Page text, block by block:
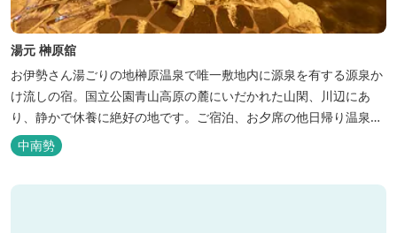
湯元 榊原舘
お伊勢さん湯ごりの地榊原温泉で唯一敷地内に源泉を有する源泉か
け流しの宿。国立公園青山高原の麓にいだかれた山閑、川辺にあ
り、静かで休養に絶好の地です。ご宿泊、お夕席の他日帰り温泉も
楽しめます。お料理にも温泉を用いた温泉野菜蒸しの他美と健康を
テーマとしたふるさと会席をご用意しています。
中南勢